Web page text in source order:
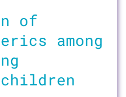
of
among